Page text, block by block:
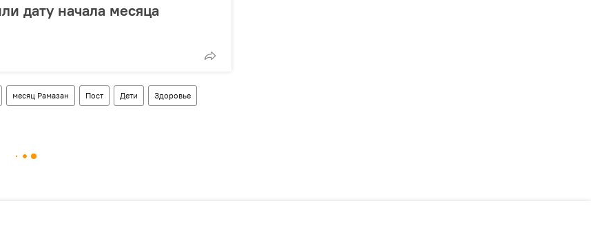
дату начала месяца
месяц Рамазан Пост Дети Здоровье